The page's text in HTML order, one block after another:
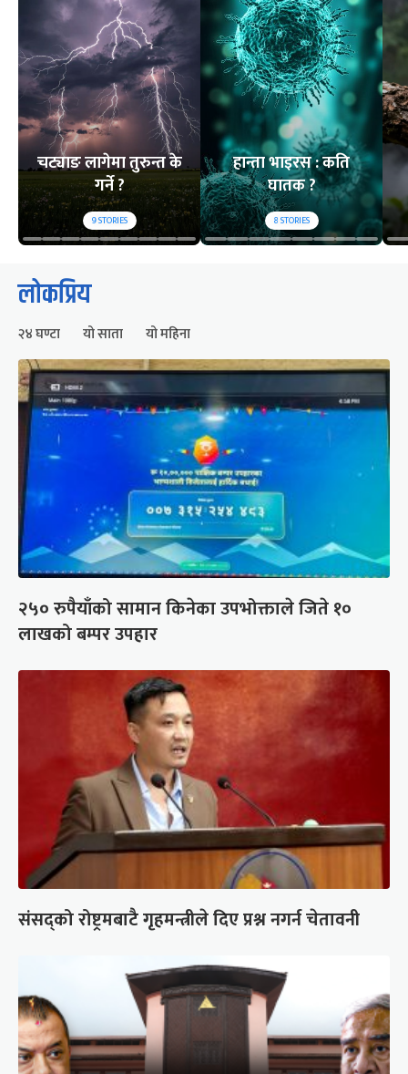
चट्याङ लागेमा तुरुन्त के
गर्ने ?
9STORIES
हान्ता भाइरस : कति
घातक ?
8STORIES
लोकप्रिय
२४ घण्टा यो साता यो महिना
२५० रुपैयाँको सामान किनेका उपभोक्ताले जिते १०
लाखको बम्पर उपहार
संसद्को रोष्ट्रमबाटै गृहमन्त्रीले दिए प्रश्न नगर्न चेतावनी